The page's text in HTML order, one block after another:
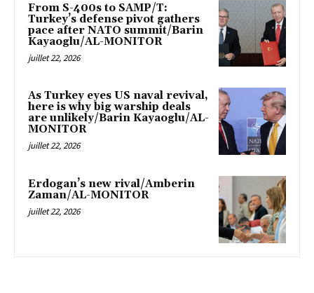
From S-400s to SAMP/T:
Turkey’s defense pivot gathers
pace after NATO summit/Barin
Kayaoglu/AL-MONITOR
juillet 22, 2026
As Turkey eyes US naval revival,
here is why big warship deals
are unlikely/Barin Kayaoglu/AL-
MONITOR
juillet 22, 2026
Erdogan’s new rival/Amberin
Zaman/AL-MONITOR
juillet 22, 2026